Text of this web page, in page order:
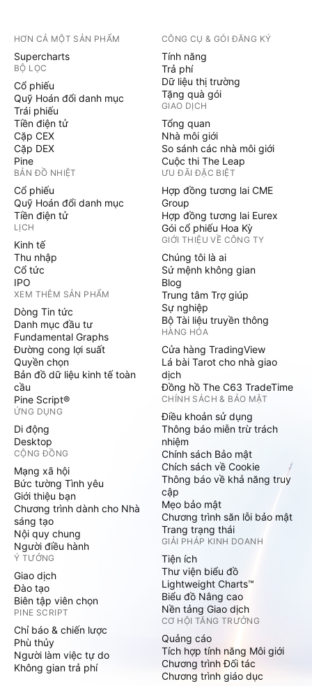
HƠN CẢ MỘT SẢN PHẨM
Supercharts
BỘ LỌC
Cổ phiếu
Quỹ Hoán đổi danh mục
Trái phiếu
Tiền điện tử
Cặp CEX
Cặp DEX
Pine
BẢN ĐỒ NHIỆT
Cổ phiếu
Quỹ Hoán đổi danh mục
Tiền điện tử
LỊCH
Kinh tế
Thu nhập
Cổ tức
IPO
XEM THÊM SẢN PHẨM
Dòng Tin tức
Danh mục đầu tư
Fundamental Graphs
Đường cong lợi suất
Quyền chọn
Bản đồ dữ liệu kinh tế toàn
cầu
Pine Script®
ỨNG DỤNG
Di động
Desktop
CỘNG ĐỒNG
Mạng xã hội
Bức tường Tình yêu
Giới thiệu bạn
Chương trình dành cho Nhà
sáng tạo
Nội quy chung
Người điều hành
Ý TƯỞNG
Giao dịch
Đào tạo
Biên tập viên chọn
PINE SCRIPT
Chỉ báo & chiến lược
Phù thủy
Người làm việc tự do
Không gian trả phí
CÔNG CỤ & GÓI ĐĂNG KÝ
Tính năng
Trả phí
Dữ liệu thị trường
Tặng quà gói
GIAO DỊCH
Tổng quan
Nhà môi giới
So sánh các nhà môi giới
Cuộc thi The Leap
ƯU ĐÃI ĐẶC BIỆT
Hợp đồng tương lai CME
Group
Hợp đồng tương lai Eurex
Gói cổ phiếu Hoa Kỳ
GIỚI THIỆU VỀ CÔNG TY
Chúng tôi là ai
Sứ mệnh không gian
Blog
Trung tâm Trợ giúp
Sự nghiệp
Bộ Tài liệu truyền thông
HÀNG HÓA
Cửa hàng TradingView
Lá bài Tarot cho nhà giao
dịch
Đồng hồ The C63 TradeTime
CHÍNH SÁCH & BẢO MẬT
Điều khoản sử dụng
Thông báo miễn trừ trách
nhiệm
Chính sách Bảo mật
Chích sách về Cookie
Thông báo về khả năng truy
cập
Mẹo bảo mật
Chương trình săn lỗi bảo mật
Trang trạng thái
GIẢI PHÁP KINH DOANH
Tiện ích
Thư viện biểu đồ
Lightweight Charts™
Biểu đồ Nâng cao
Nền tảng Giao dịch
CƠ HỘI TĂNG TRƯỞNG
Quảng cáo
Tích hợp tính năng Môi giới
Chương trình Đối tác
Chương trình giáo dục